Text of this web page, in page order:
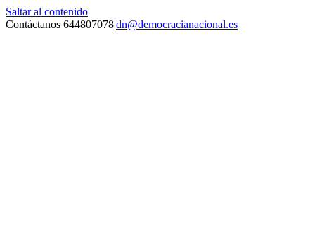
Saltar al contenido
Contáctanos 644807078|dn@democracianacional.es